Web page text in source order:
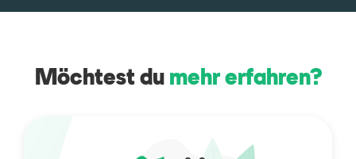
Möchtest du mehr erfahren?